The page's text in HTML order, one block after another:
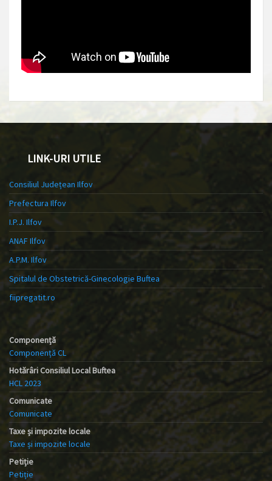
LINK-URI UTILE
Consiliul Județean Ilfov
Prefectura Ilfov
I.P.J. Ilfov
ANAF Ilfov
A.P.M. Ilfov
Spitalul de Obstetrică-Ginecologie Buftea
fiipregatit.ro
Componență
Componență CL
Hotărâri Consiliul Local Buftea
HCL 2023
Comunicate
Comunicate
Taxe și impozite locale
Taxe și impozite locale
Petiție
Petiție